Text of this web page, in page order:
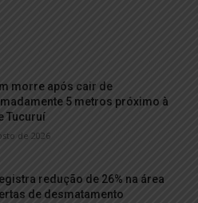
morre após cair de
5 metros próximo à
Tucuruí
de 2026
redução de 26% na área
de desmatamento